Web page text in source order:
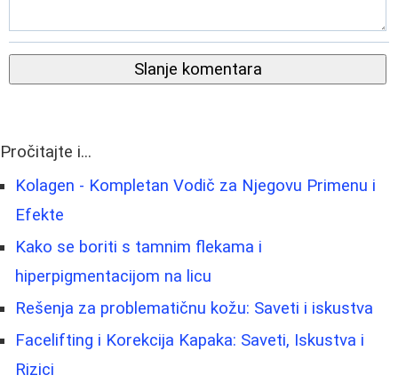
Slanje komentara
Pročitajte i...
Kolagen - Kompletan Vodič za Njegovu Primenu i
Efekte
Kako se boriti s tamnim flekama i
hiperpigmentacijom na licu
Rešenja za problematičnu kožu: Saveti i iskustva
Facelifting i Korekcija Kapaka: Saveti, Iskustva i
Rizici